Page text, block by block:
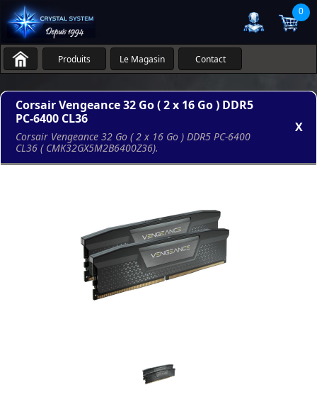
0
Produits Le Magasin Contact
Corsair Vengeance 32 Go ( 2 x 16 Go ) DDR5
PC-6400 CL36
Corsair Vengeance 32 Go ( 2 x 16 Go ) DDR5 PC-6400
CL36 ( CMK32GX5M2B6400Z36).
X